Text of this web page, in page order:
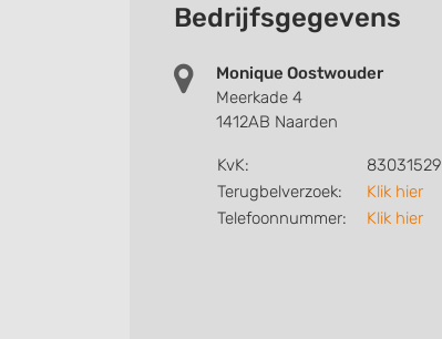
Bedrijfsgegevens
Monique Oostwouder
Meerkade 4
1412AB Naarden
KvK:
83031529
Terugbelverzoek:
Klik hier
Telefoonnummer:
Klik hier